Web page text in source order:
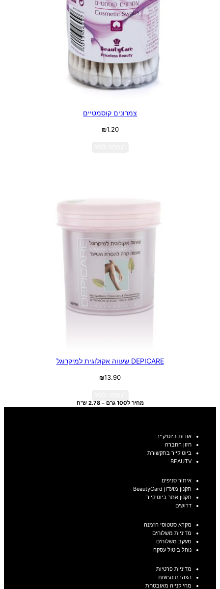
צמרונים קוסמטיים
₪1.20
DEPICARE שעווה אקולוגית למיקרוגל
₪13.90
מחיר ל100 גרם – 2.78 ש"ח
אודות ביוטיקייר
חזון החברה
ביוטיקייר בתקשורת
BEAUTV
איתור סניפים
תקנון מועדון BeautyCard
תקנון אתר ביוטיקייר
דרושים
מקרא סטטוסי הזמנה
מדיניות משלוחים
מעקב משלוחים
נוהל ביטול עסקה
מדיניות פרטיות
הצהרת נגישות
מהי קנייה מאובטחת